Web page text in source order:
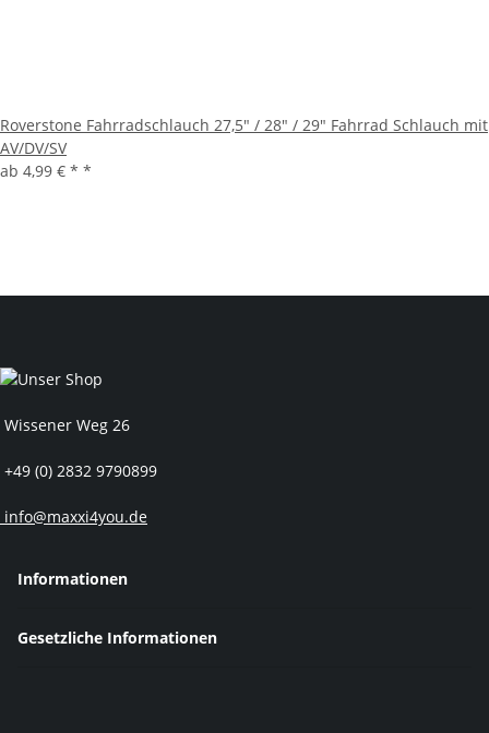
Roverstone Fahrradschlauch 27,5" / 28" / 29" Fahrrad Schlauch mit
AV/DV/SV
ab 4,99 € * *
Wissener Weg 26
+49 (0) 2832 9790899
info@maxxi4you.de
Informationen
Gesetzliche Informationen